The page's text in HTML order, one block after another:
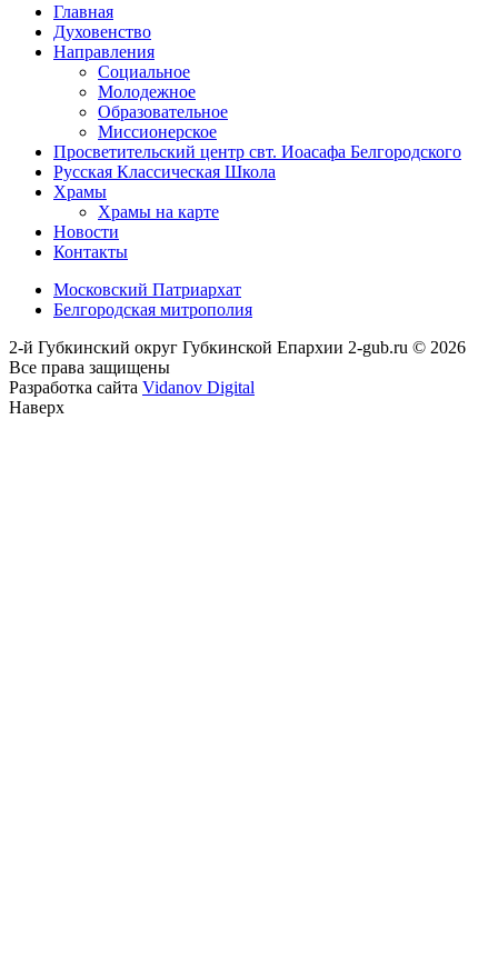
Главная
Духовенство
Направления
Социальное
Молодежное
Образовательное
Миссионерское
Просветительский центр свт. Иоасафа Белгородского
Русская Классическая Школа
Храмы
Храмы на карте
Новости
Контакты
Московский Патриархат
Белгородская митрополия
2-й Губкинский округ Губкинской Епархии 2-gub.ru © 2026
Все права защищены
Разработка сайта Vidanov Digital
Наверх